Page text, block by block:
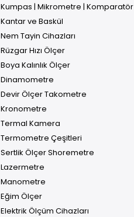
Kumpas | Mikrometre | Komparatör
Kantar ve Baskül
Nem Tayin Cihazları
Rüzgar Hızı Ölçer
Boya Kalınlık Ölçer
Dinamometre
Devir Ölçer Takometre
Kronometre
Termal Kamera
Termometre Çeşitleri
Sertlik Ölçer Shoremetre
Lazermetre
Manometre
Eğim Ölçer
Elektrik Ölçüm Cihazları